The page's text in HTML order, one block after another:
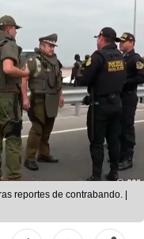
reportes de contrabando. |